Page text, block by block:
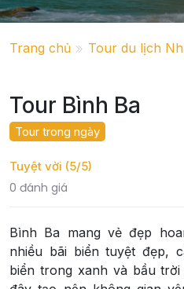
Trang chủ Tour du lịch
Tour Bình Ba
Tour trong ngày
Tuyệt vời (5/5)
0 đánh giá
Bình Ba mang vẻ đẹp
nhiều bãi biển tuyệt đẹp,
biển trong xanh và bầu